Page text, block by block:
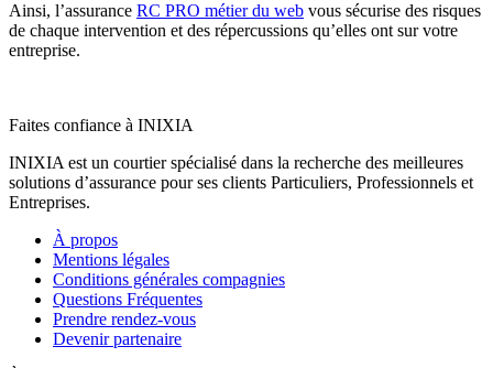
Ainsi, l’assurance RC PRO métier du web vous sécurise des risques
de chaque intervention et des répercussions qu’elles ont sur votre
entreprise.
Faites confiance à INIXIA
INIXIA est un courtier spécialisé dans la recherche des meilleures
solutions d’assurance pour ses clients Particuliers, Professionnels et
Entreprises.
À propos
Mentions légales
Conditions générales compagnies
Questions Fréquentes
Prendre rendez-vous
Devenir partenaire